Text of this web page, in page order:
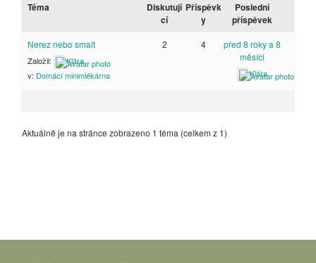
Téma
Diskutují
cí
Příspěvk
y
Poslední
příspěvek
Nerez nebo smalt
Založil:
Klára
v: Domácí minimlékárna
2 4
před 8 roky a 8
měsíci
Klára
Aktuálně je na stránce zobrazeno 1 téma (celkem z 1)